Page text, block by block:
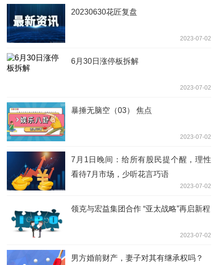
20230630花匠复盘
2023-07-02
6月30日涨停板拆解
2023-07-02
暴捶无脑空（03） 焦点
2023-07-02
7月1日晚间：给所有股民提个醒，理性
看待7月市场，少听花言巧语
2023-07-02
领克与宏益集团合作 “亚太战略”再启新程
2023-07-02
男方婚前财产，妻子对其有继承权吗？